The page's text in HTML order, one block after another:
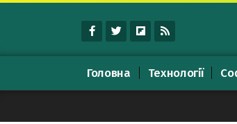
Головна Технології